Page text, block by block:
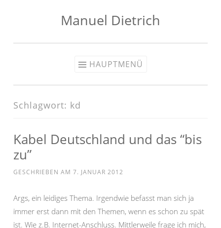
Manuel Dietrich
HAUPTMENÜ
Schlagwort: kd
Kabel Deutschland und das “bis
zu”
GESCHRIEBEN AM 7. JANUAR 2012
Args, ein leidiges Thema. Irgendwie befasst man sich ja
immer erst dann mit den Themen, wenn es schon zu spät
ist. Wie z.B. Internet-Anschluss. Mittlerweile frage ich mich,